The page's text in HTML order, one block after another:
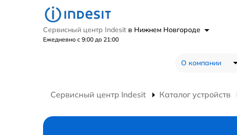
Сервисный центр Indesit в Нижнем Новгороде
Ежедневно с 9:00 до 21:00
О компании
Сервисный центр Indesit Каталог устройств